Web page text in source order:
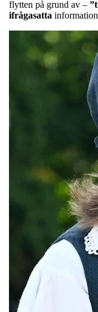
flytten på grund av –
ifrågasatta